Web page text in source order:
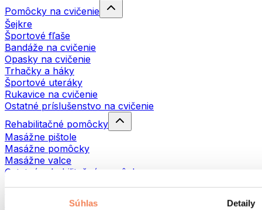
Súhlas Detaily
Pomôcky na cvičenie
Šejkre
Športové fľaše
Bandáže na cvičenie
Opasky na cvičenie
Trhačky a háky
Športové uteráky
Rukavice na cvičenie
Ostatné príslušenstvo na cvičenie
Rehabilitačné pomôcky
Masážne pištole
Masážne pomôcky
Masážne valce
Ostatné rehabilitačné pomôcky
Tašky a batohy
Tašky na jedlo a príslušenstvo